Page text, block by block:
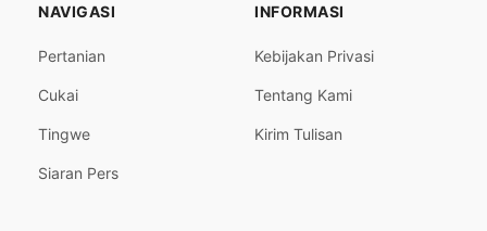
NAVIGASI
Pertanian
Cukai
Tingwe
Siaran Pers
INFORMASI
Kebijakan Privasi
Tentang Kami
Kirim Tulisan